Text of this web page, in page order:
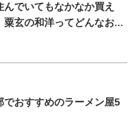
んでいてもなかなか買え
粟玄の和洋ってどんなお...
でおすすめのラーメン屋5